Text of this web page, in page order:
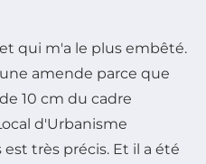
qui m'a le plus embêté.
amende parce que
10 cm du cadre
d'Urbanisme
très précis. Et il a été